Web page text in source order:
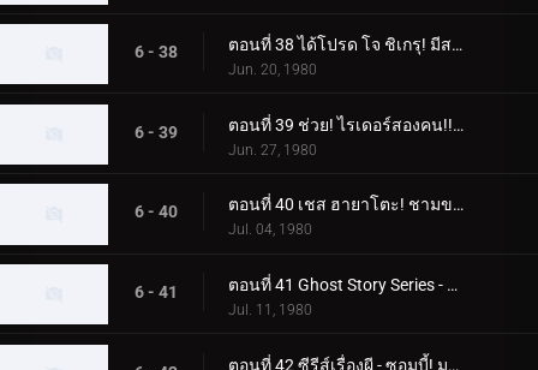
6 - 38 ตอนที่ 38 ได้โปรด โจ ชิเกรุ! มีสถานที่ฝึกบังคับบัญชาที่มีเงินเดือนหนึ่งล้านเยน
Jun. 20, 1980
6 - 39 ตอนที่ 39 ช่วย! ไรเดอร์สองคน!! แม่กลายเป็นปีศาจ
Jun. 27, 1980
6 - 40 ตอนที่ 40 เชส ฮายาโตะ! ชามของกัปปะบินผ่านท้องฟ้า
Jul. 04, 1980
6 - 41 ตอนที่ 41 Ghost Story Series - ความลับของอาคาร Phantom
Jul. 11, 1980
ตอนที่ 42 ซีรีส์เรื่องผี - ซอมบี้! มอนสเตอร์ฟื้นคืนชีพแล้ว